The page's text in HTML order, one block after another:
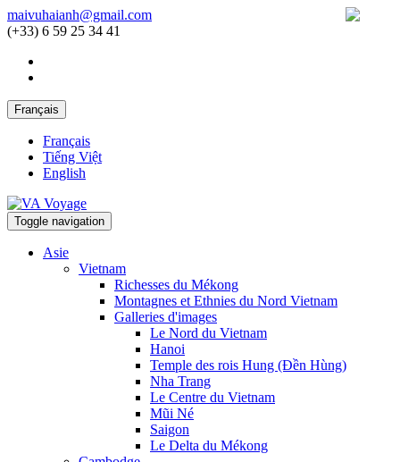
maivuhaianh@gmail.com
(+33) 6 59 25 34 41
Français
Français
Tiếng Việt
English
Toggle navigation
Asie
Vietnam
Richesses du Mékong
Montagnes et Ethnies du Nord Vietnam
Galleries d'images
Le Nord du Vietnam
Hanoi
Temple des rois Hung (Đền Hùng)
Nha Trang
Le Centre du Vietnam
Mũi Né
Saigon
Le Delta du Mékong